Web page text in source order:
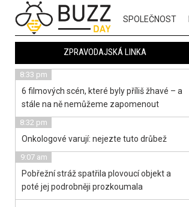
SPOLEČNOST
ZPRAVODAJSKÁ LINKA
8:33 pm
6 filmových scén, které byly příliš žhavé – a
stále na ně nemůžeme zapomenout
8:32 pm
Onkologové varují: nejezte tuto drůbež
9:07 am
Pobřežní stráž spatřila plovoucí objekt a
poté jej podrobněji prozkoumala